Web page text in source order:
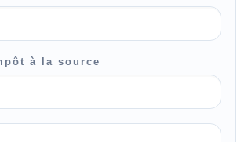
à la source